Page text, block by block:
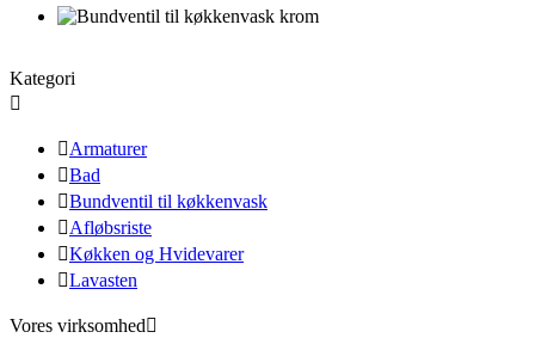
Kategori

Armaturer
Bad
Bundventil til køkkenvask
Afløbsriste
Køkken og Hvidevarer
Lavasten
Vores virksomhed